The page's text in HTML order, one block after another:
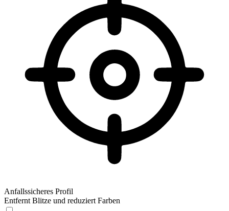
Anfallssicheres Profil
Entfernt Blitze und reduziert Farben